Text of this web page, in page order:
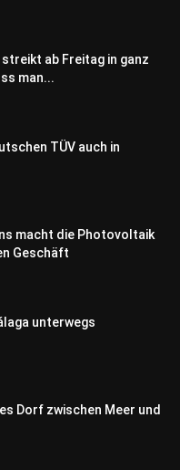
ab Freitag in ganz
man...
TÜV auch in
macht die Photovoltaik
Geschäft
unterwegs
Dorf zwischen Meer und